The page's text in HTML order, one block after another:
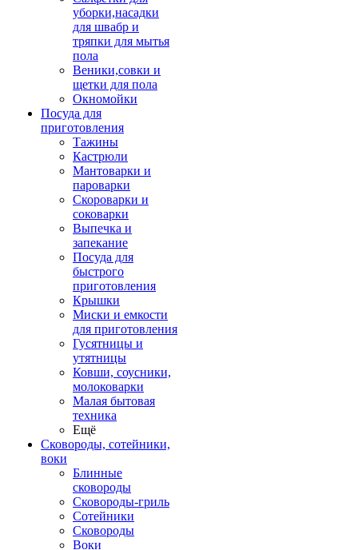
уборки,насадки
для швабр и
тряпки для мытья
пола
Веники,совки и
щетки для пола
Окномойки
Посуда для
приготовления
Тажины
Кастрюли
Мантоварки и
пароварки
Скороварки и
соковарки
Выпечка и
запекание
Посуда для
быстрого
приготовления
Крышки
Миски и емкости
для приготовления
Гусятницы и
утятницы
Ковши, соусники,
молоковарки
Малая бытовая
техника
Ещё
Сковороды, сотейники,
воки
Блинные
сковороды
Сковороды-гриль
Сотейники
Сковороды
Воки